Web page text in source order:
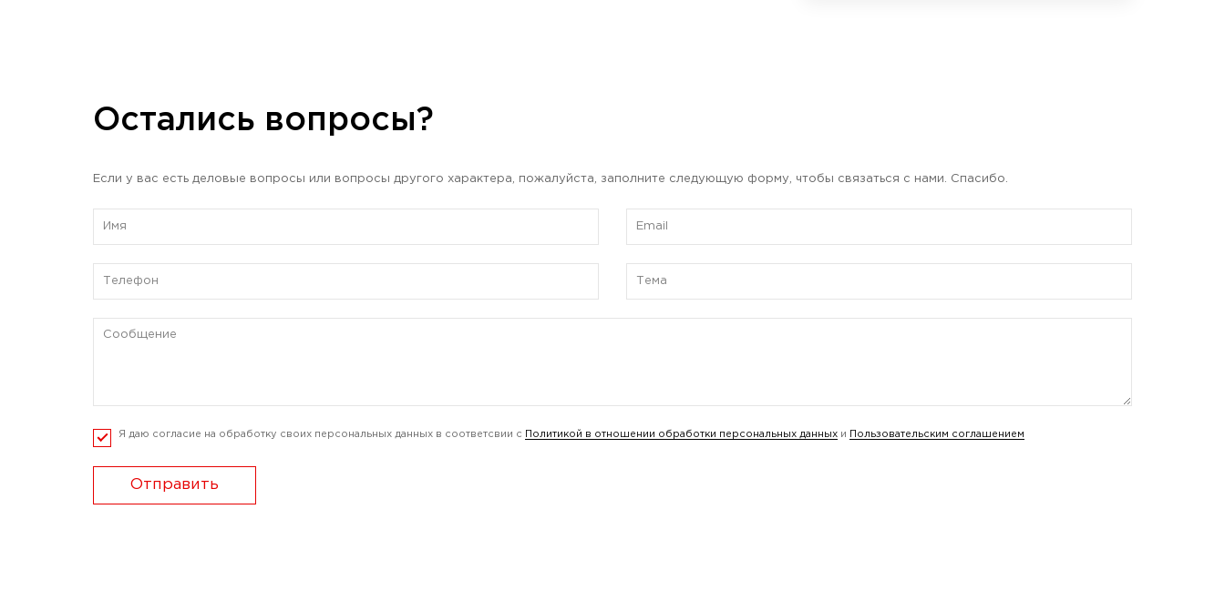
Остались вопросы?
Если у вас есть деловые вопросы или вопросы другого характера, пожалуйста, заполните следующую форму, чтобы связаться с нами. Спасибо.
Я даю согласие на обработку своих персональных данных в соответсвии с Политикой в отношении обработки персональных данных и Пользовательским соглашением
Отправить